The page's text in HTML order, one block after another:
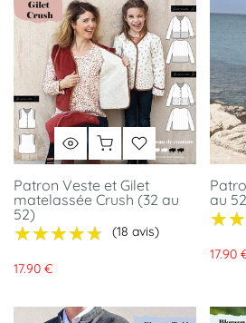
Patron Veste et Gilet
matelassée Crush (32 au
52)
★★★★★
★★★★★ (18 avis)
17.90 €
au
17.90